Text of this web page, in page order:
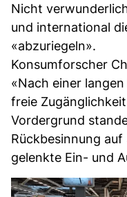
Nicht
und international
«abzuriegeln».
Konsumforscher
«Nach einer
freie
Vordergrund
Rückbesinnung
gelenkte Ein- und